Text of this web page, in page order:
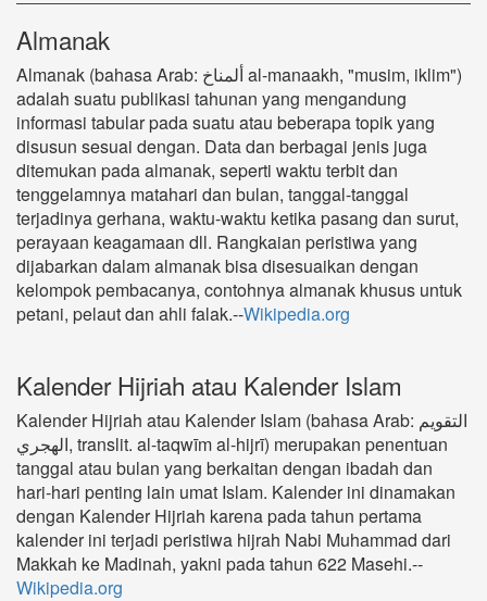
Almanak
Almanak (bahasa Arab: ألمناخ al-manaakh‎, "musim, iklim")
adalah suatu publikasi tahunan yang mengandung
informasi tabular pada suatu atau beberapa topik yang
disusun sesuai dengan. Data dan berbagai jenis juga
ditemukan pada almanak, seperti waktu terbit dan
tenggelamnya matahari dan bulan, tanggal-tanggal
terjadinya gerhana, waktu-waktu ketika pasang dan surut,
perayaan keagamaan dll. Rangkaian peristiwa yang
dijabarkan dalam almanak bisa disesuaikan dengan
kelompok pembacanya, contohnya almanak khusus untuk
petani, pelaut dan ahli falak.--Wikipedia.org
Kalender Hijriah atau Kalender Islam
Kalender Hijriah atau Kalender Islam (bahasa Arab: التقويم
الهجري, translit. al-taqwīm al-hijrī‎) merupakan penentuan
tanggal atau bulan yang berkaitan dengan ibadah dan
hari-hari penting lain umat Islam. Kalender ini dinamakan
dengan Kalender Hijriah karena pada tahun pertama
kalender ini terjadi peristiwa hijrah Nabi Muhammad dari
Makkah ke Madinah, yakni pada tahun 622 Masehi.--
Wikipedia.org